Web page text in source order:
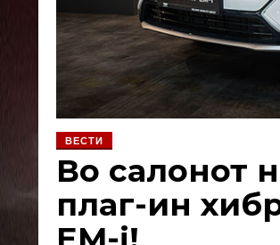
ВЕСТИ
Во салонот
плаг-ин